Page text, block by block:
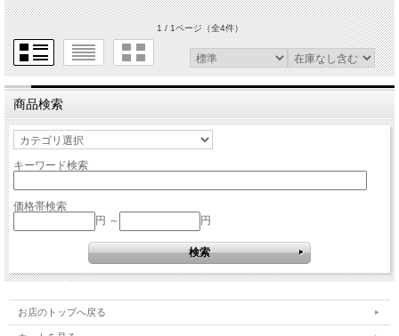
1 / 1ページ（全4件）
商品検索
キーワード検索
価格帯検索
円 ～
円
お店のトップへ戻る